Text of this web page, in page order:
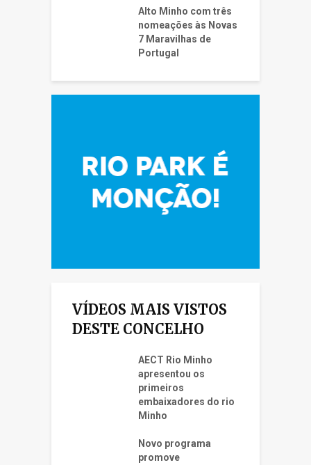
Alto Minho com três
nomeações às Novas
7 Maravilhas de
Portugal
VÍDEOS MAIS VISTOS
DESTE CONCELHO
AECT Rio Minho
apresentou os
primeiros
embaixadores do rio
Minho
Novo programa
promove